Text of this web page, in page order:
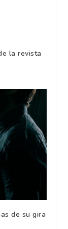
la revista
de su gira